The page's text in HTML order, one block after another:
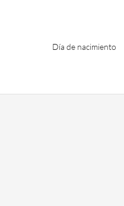
Día de nacimiento